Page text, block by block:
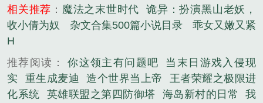
相关推荐 ： 魔法之末世时代
诡异：扮演黑山老妖，
收小倩为奴
杂文合集500篇小说目录
乖女又嫩又紧
H
推荐阅读：你这领主有问题吧
当末日游戏入侵现
实
重生成麦迪 造个世界当上帝
王者荣耀之极限进
化系统
英雄联盟之第四防御塔 海岛新村的日常
我